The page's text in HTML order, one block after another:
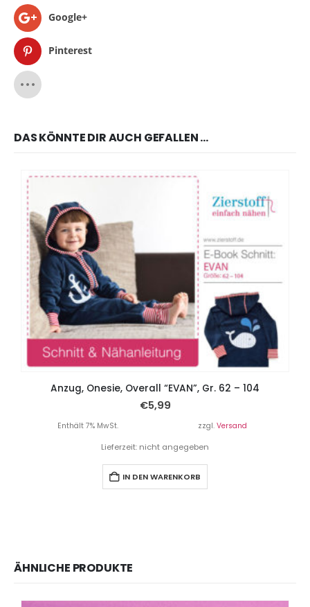
Google+
Pinterest
DAS KÖNNTE DIR AUCH GEFALLEN …
Anzug, Onesie, Overall “EVAN”, Gr. 62 – 104
€5,99
Enthält 7% MwSt. zzgl. Versand
Lieferzeit: nicht angegeben
IN DEN WARENKORB
ÄHNLICHE PRODUKTE